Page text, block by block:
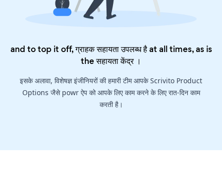
and to top it off, ग्राहक सहायता उपलब्ध है at all times, as is
theसहायता केंद्र।
इसके अलावा, विशेषज्ञ इंजीनियरों की हमारी टीम आपके Scrivito Product
Options जैसे powr ऐप को आपके लिए काम करने के लिए रात-दिन काम
करती है।